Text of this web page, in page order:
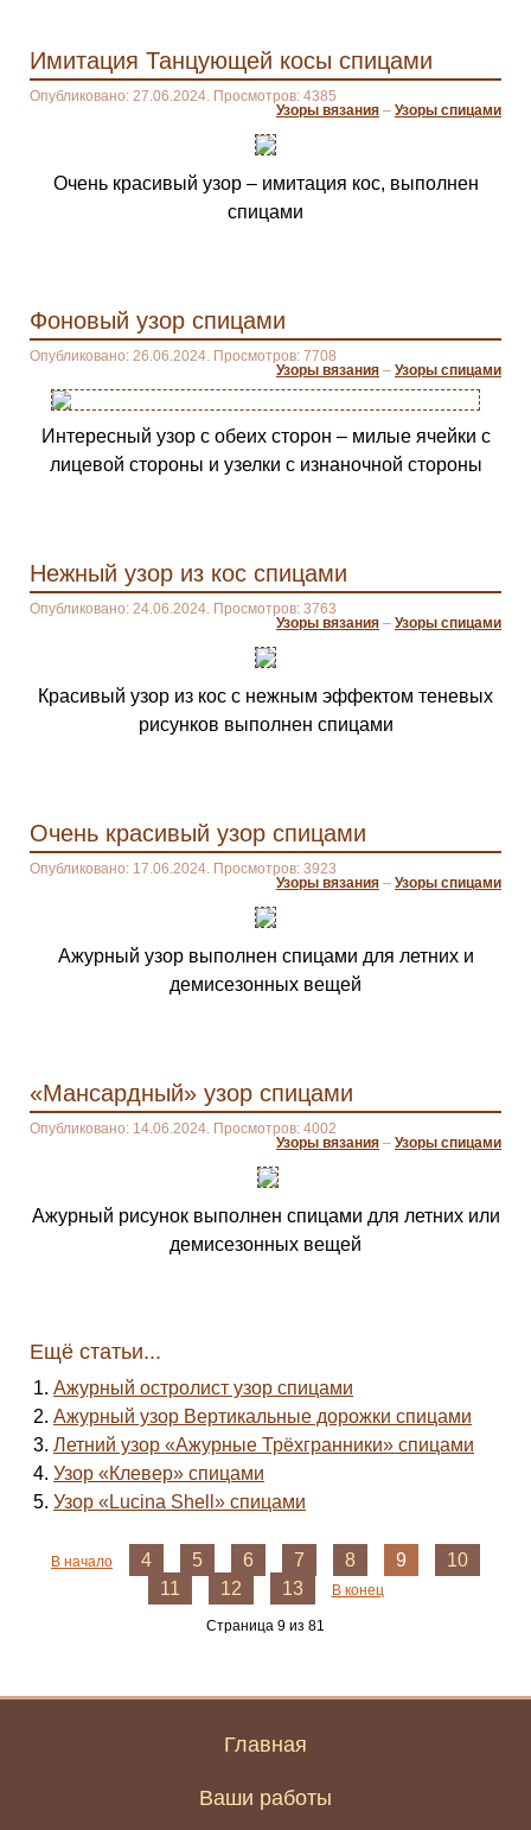
Имитация Танцующей косы спицами
Опубликовано: 27.06.2024. Просмотров: 4385
Узоры вязания – Узоры спицами
Очень красивый узор – имитация кос, выполнен
спицами
Фоновый узор спицами
Опубликовано: 26.06.2024. Просмотров: 7708
Узоры вязания – Узоры спицами
Интересный узор с обеих сторон – милые ячейки с
лицевой стороны и узелки с изнаночной стороны
Нежный узор из кос спицами
Опубликовано: 24.06.2024. Просмотров: 3763
Узоры вязания – Узоры спицами
Красивый узор из кос с нежным эффектом теневых
рисунков выполнен спицами
Очень красивый узор спицами
Опубликовано: 17.06.2024. Просмотров: 3923
Узоры вязания – Узоры спицами
Ажурный узор выполнен спицами для летних и
демисезонных вещей
«Мансардный» узор спицами
Опубликовано: 14.06.2024. Просмотров: 4002
Узоры вязания – Узоры спицами
Ажурный рисунок выполнен спицами для летних или
демисезонных вещей
Ещё статьи...
Ажурный остролист узор спицами
Ажурный узор Вертикальные дорожки спицами
Летний узор «Ажурные Трёхгранники» спицами
Узор «Клевер» спицами
Узор «Lucina Shell» спицами
В начало 4 5 6 7 8 9
10
11
12 13 В конец
Страница 9 из 81
Главная
Ваши работы